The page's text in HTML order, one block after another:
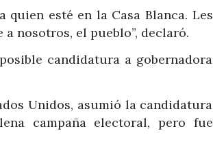
quien esté en la Casa Blanca. Les
nosotros, el pueblo”, declaró.
candidatura a gobernadora
Unidos, asumió la candidatura
campaña electoral, pero fue